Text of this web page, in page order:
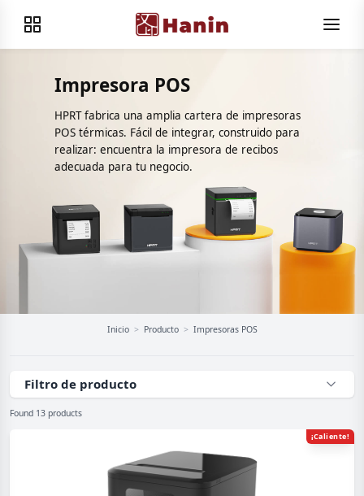
Impresora POS
HPRT fabrica una amplia cartera de impresoras
POS térmicas. Fácil de integrar, construido para
realizar: encuentra la impresora de recibos
adecuada para tu negocio.
Inicio > Producto > Impresoras POS
Filtro de producto
Found 13 products
¡Caliente!